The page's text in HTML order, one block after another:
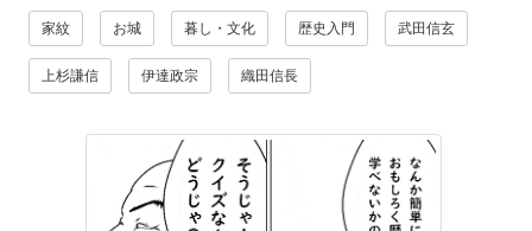
家紋 お城 暮し・文化 歴史入門 武田信玄
上杉謙信 伊達政宗 織田信長